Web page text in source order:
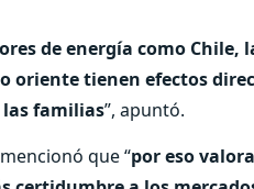
de energía como
oriente tienen efectos
las familias”, apuntó.
que “por eso